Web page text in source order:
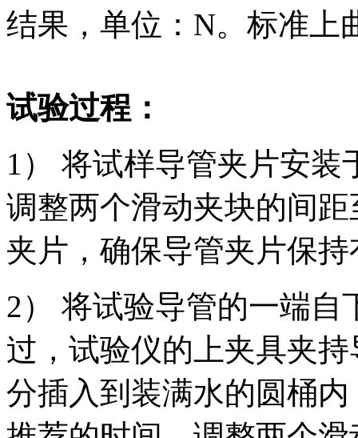
结果，单位：N。标准上
试验过程：
1） 将试样导管夹片安
调整两个滑动夹块的间
夹片，确保导管夹片保
2） 将试验导管的一端
过，试验仪的上夹具夹
分插入到装满水的圆桶